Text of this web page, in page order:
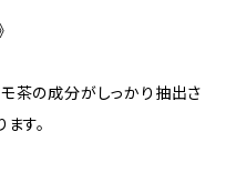
茶の成分がしっかり抽出さ
す。